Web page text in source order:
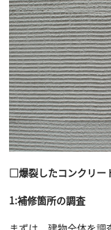
□爆裂したコンクリー
1:補修箇所の調査